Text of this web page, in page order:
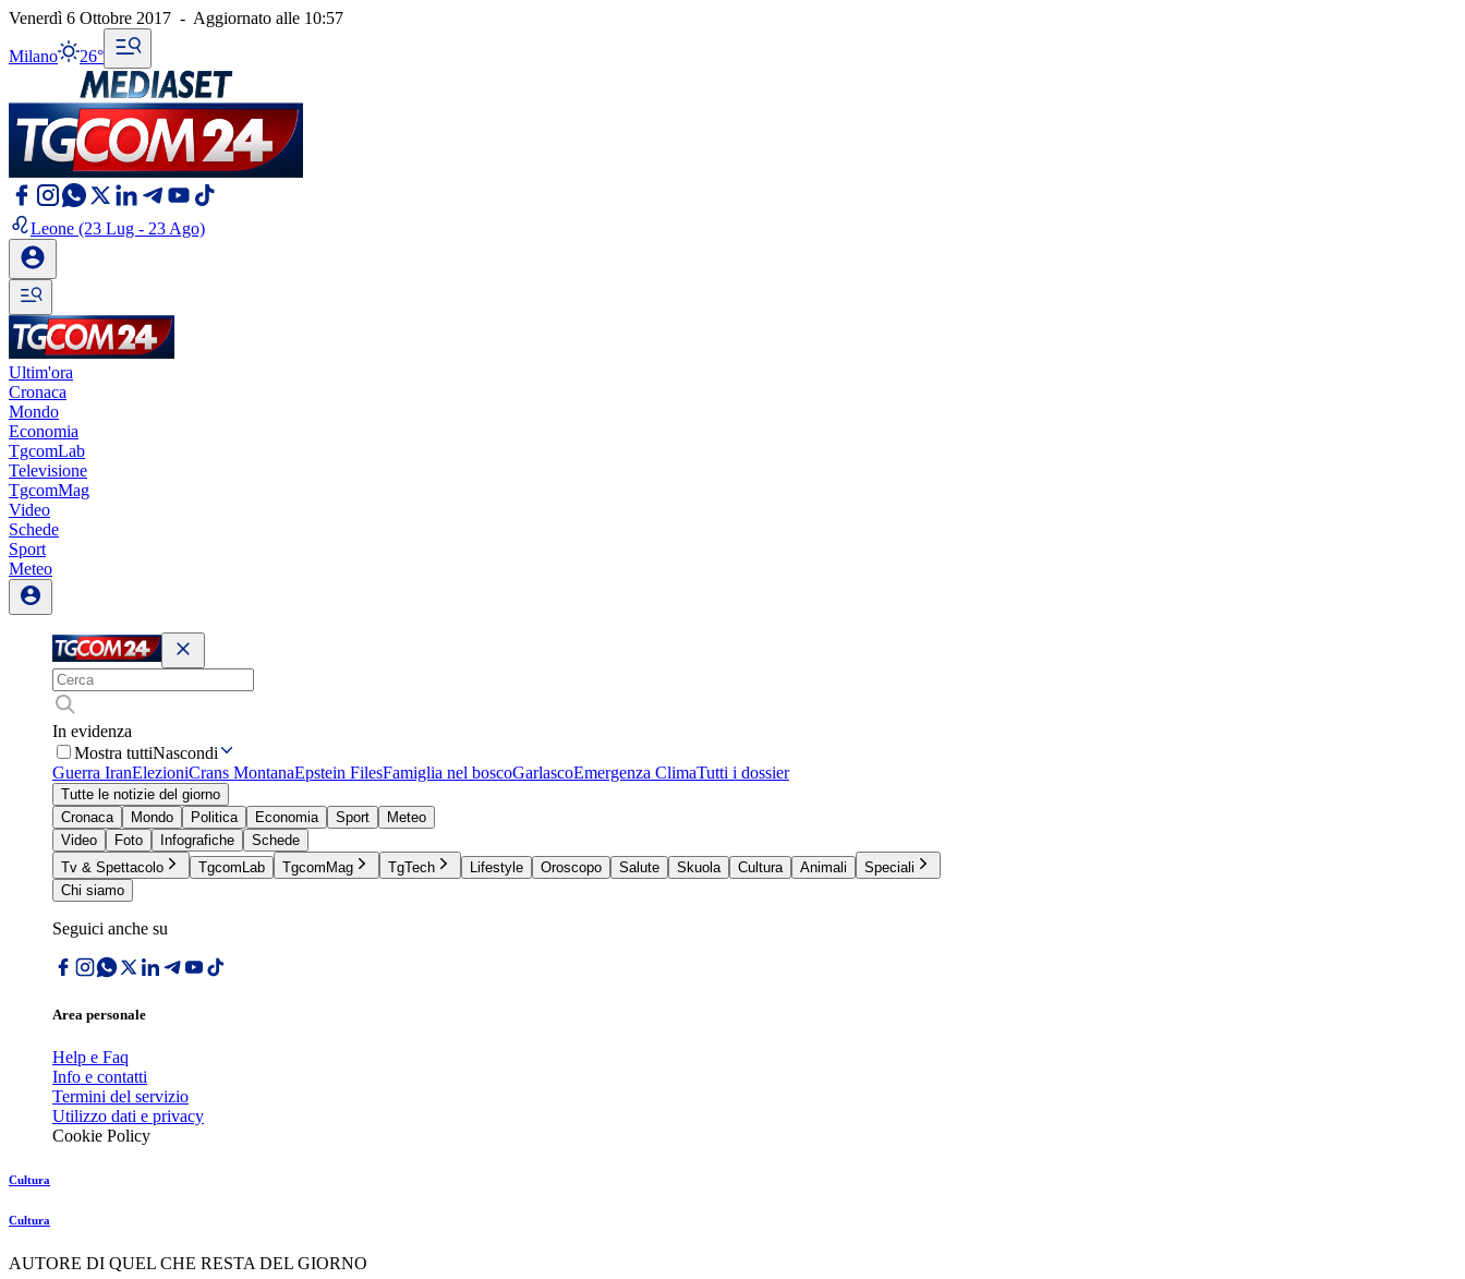
Venerdì 6 Ottobre 2017 - Aggiornato alle 10:57
Milano 26°
Leone (23 Lug - 23 Ago)
Ultim'ora
Cronaca
Mondo
Economia
TgcomLab
Televisione
TgcomMag
Video
Schede
Sport
Meteo
In evidenza
Mostra tuttiNascondi
Guerra IranElezioniCrans MontanaEpstein FilesFamiglia nel boscoGarlascoEmergenza ClimaTutti i dossier
Tutte le notizie del giorno
Cronaca
Mondo Politica Economia Sport
Meteo
Video
Foto Infografiche
Schede
Tv & Spettacolo
TgcomLab TgcomMag TgTech Lifestyle Oroscopo Salute Skuola Cultura Animali
Speciali
Chi siamo
Seguici anche su
Area personale
Help e Faq
Info e contatti
Termini del servizio
Utilizzo dati e privacy
Cookie Policy
Cultura
Cultura
AUTORE DI QUEL CHE RESTA DEL GIORNO